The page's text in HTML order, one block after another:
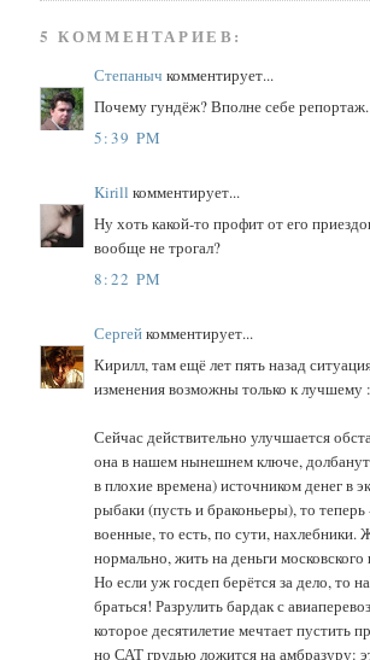
5 КОММЕНТАРИЕВ:
Степаныч комментирует...
Почему гундёж? Вполне себе
5:39 PM
Kirill комментирует...
Ну хоть какой-то профит от его
вообще не трогал?
8:22 PM
Сергейкомментирует...
Кирилл, там ещё лет пять назад
изменения возможны только к лучшему
Сейчас действительно улучшается
она в нашем нынешнем ключе,
в плохие времена) источником денег в
рыбаки (пусть и браконьеры), то
военные, то есть, по сути, нахлебники.
нормально, жить на деньги
Но если уж госдеп берётся за дело, то
браться! Разрулить бардак с
которое десятилетие мечтает пустить
но САТ грудью ложится на амбразуру: